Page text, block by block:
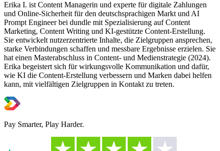
Erika I. ist Content Managerin und experte für digitale Zahlungen
und Online-Sicherheit für den deutschsprachigen Markt und AI
Prompt Engineer bei dundle mit Spezialisierung auf Content
Marketing, Content Writing und KI-gestützte Content-Erstellung.
Sie entwickelt nutzerzentrierte Inhalte, die Zielgruppen ansprechen,
starke Verbindungen schaffen und messbare Ergebnisse erzielen. Sie
hat einen Masterabschluss in Content- und Medienstrategie (2024).
Erika begeistert sich für wirkungsvolle Kommunikation und dafür,
wie KI die Content-Erstellung verbessern und Marken dabei helfen
kann, mit vielfältigen Zielgruppen in Kontakt zu treten.
Pay Smarter, Play Harder.